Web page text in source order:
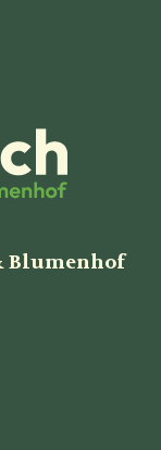
Blumenhof